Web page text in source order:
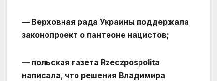
— Верховная рада Украины поддержала
законопроект о пантеоне нацистов;
— польская газета Rzeczpospolita
написала, что решения Владимира